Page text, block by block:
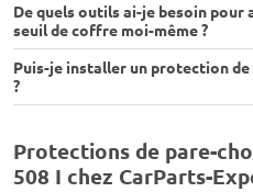
De quels outils ai-je besoin
seuil de coffre moi-même ?
Puis-je installer un protection
?
Protections de pare-
508 I chez CarParts-